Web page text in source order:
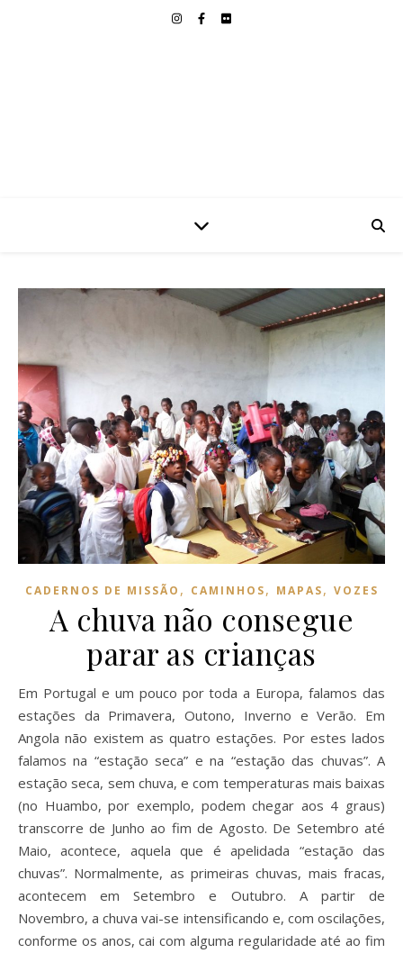
CADERNOS DE MISSÃO , CAMINHOS, MAPAS, VOZES
A chuva não consegue
parar as crianças
Em Portugal e um pouco por toda a Europa, falamos das
estações da Primavera, Outono, Inverno e Verão. Em
Angola não existem as quatro estações. Por estes lados
falamos na “estação seca” e na “estação das chuvas”. A
estação seca, sem chuva, e com temperaturas mais baixas
(no Huambo, por exemplo, podem chegar aos 4 graus)
transcorre de Junho ao fim de Agosto. De Setembro até
Maio, acontece, aquela que é apelidada “estação das
chuvas”. Normalmente, as primeiras chuvas, mais fracas,
acontecem em Setembro e Outubro. A partir de
Novembro, a chuva vai-se intensificando e, com oscilações,
conforme os anos, cai com alguma regularidade até ao fim